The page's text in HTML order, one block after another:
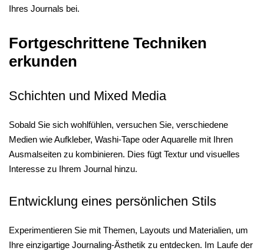
Ihres Journals bei.
Fortgeschrittene Techniken
erkunden
Schichten und Mixed Media
Sobald Sie sich wohlfühlen, versuchen Sie, verschiedene
Medien wie Aufkleber, Washi-Tape oder Aquarelle mit Ihren
Ausmalseiten zu kombinieren. Dies fügt Textur und visuelles
Interesse zu Ihrem Journal hinzu.
Entwicklung eines persönlichen Stils
Experimentieren Sie mit Themen, Layouts und Materialien, um
Ihre einzigartige Journaling-Ästhetik zu entdecken. Im Laufe der